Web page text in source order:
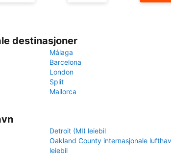
destinasjoner
Málaga
Barcelona
London
Split
Mallorca
Detroit (MI) leiebil
Oakland County internasjonale
leiebil